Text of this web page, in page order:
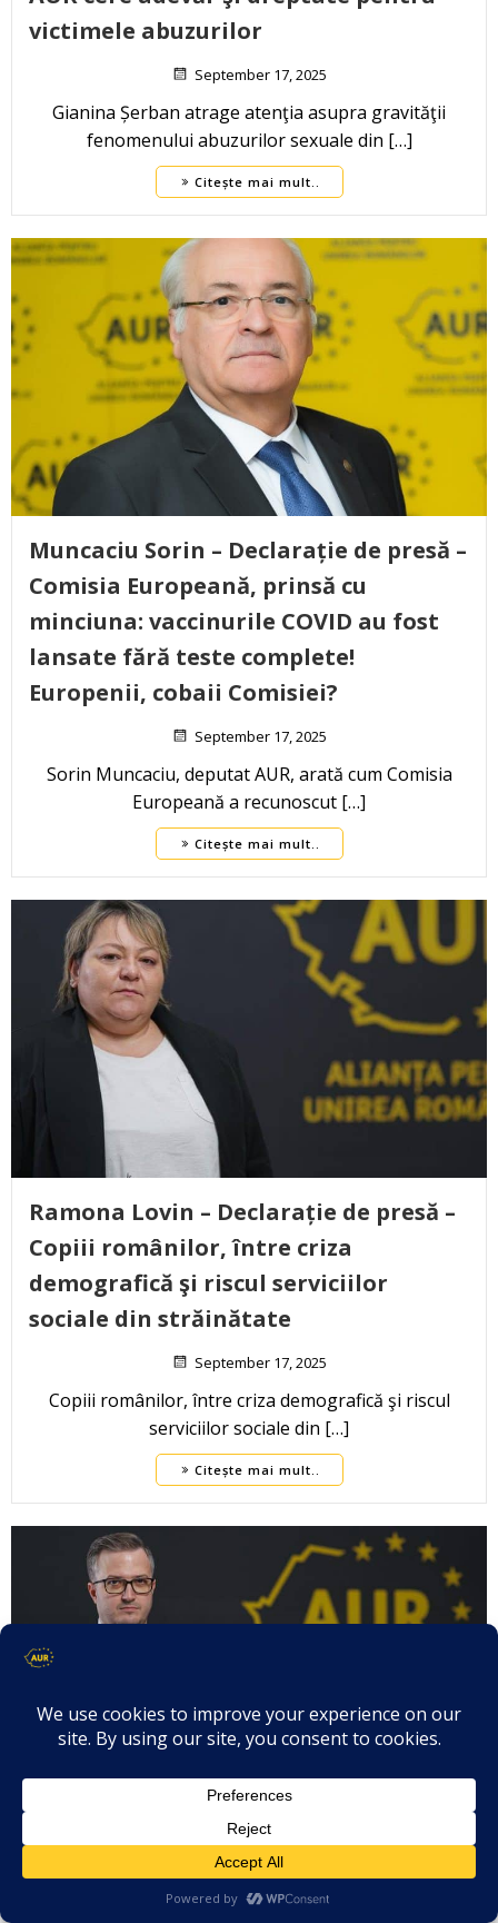
victimele abuzurilor
September 17, 2025
Gianina Șerban atrage atenţia asupra gravităţii
fenomenului abuzurilor sexuale din […]
Citește mai mult..
Muncaciu Sorin – Declarație de presă –
Comisia Europeană, prinsă cu
minciuna: vaccinurile COVID au fost
lansate fără teste complete!
Europenii, cobaii Comisiei?
September 17, 2025
Sorin Muncaciu, deputat AUR, arată cum Comisia
Europeană a recunoscut […]
Citește mai mult..
Ramona Lovin – Declarație de presă –
Copiii românilor, între criza
demografică şi riscul serviciilor
sociale din străinătate
September 17, 2025
Copiii românilor, între criza demografică şi riscul
serviciilor sociale din […]
Citește mai mult..
Ștefăniță-Alin Avrămescu – Declarație
de presă – Hidrocentralele, sabotate
de ministrul USR al mediului